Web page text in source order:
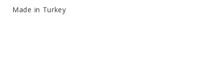
Made in Turkey